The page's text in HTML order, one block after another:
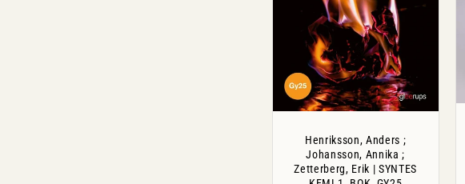
Henriksson, Anders ;
Johansson, Annika ;
Zetterberg, Erik | SYNTES